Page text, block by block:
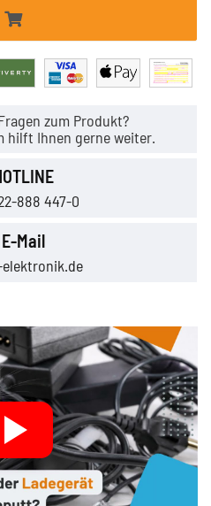
zum Produkt?
hilft Ihnen gerne weiter.
888 447-0
E-Mail